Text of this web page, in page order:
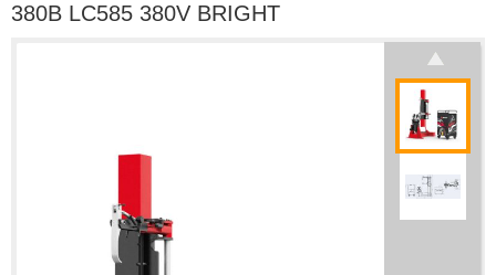
380B LC585 380V BRIGHT